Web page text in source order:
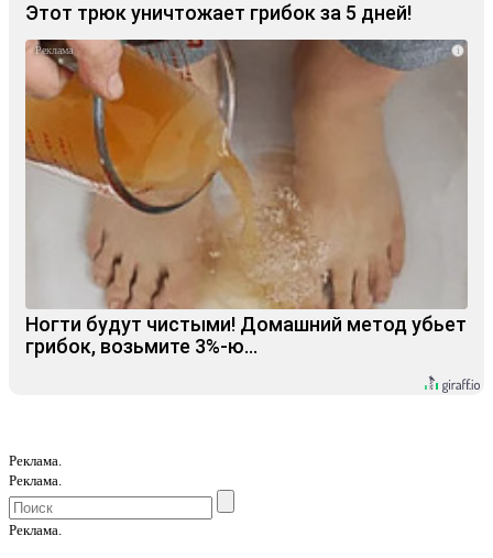
Этот трюк уничтожает грибок за 5 дней!
i
Ногти будут чистыми! Домашний метод убьет
грибок, возьмите 3%-ю…
Реклама.
Реклама.
Реклама.